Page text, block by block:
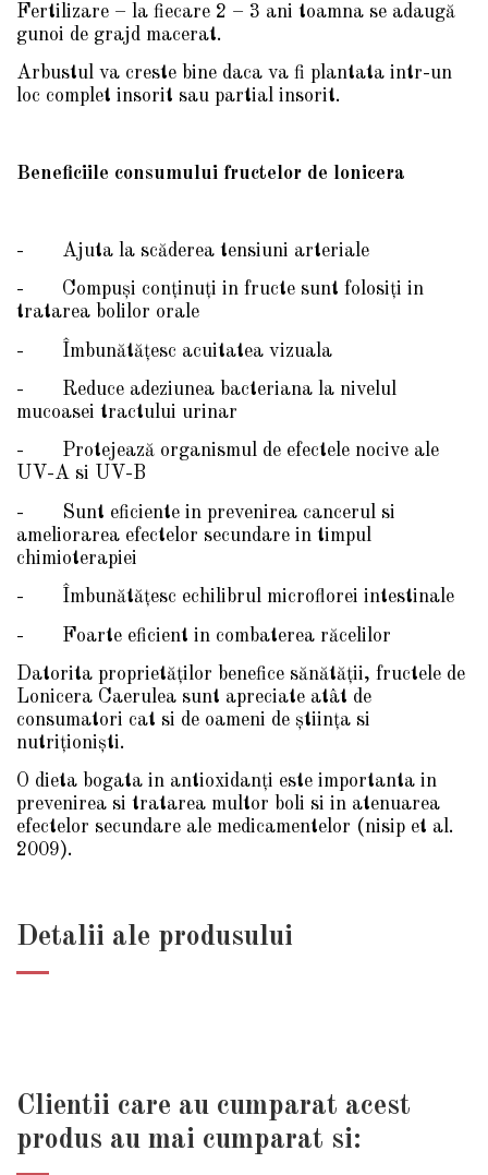
Fertilizare – la fiecare 2 – 3 ani toamna se adaugă
gunoi de grajd macerat.
Arbustul va creste bine daca va fi plantata intr-un
loc complet insorit sau partial insorit.
Beneficiile consumului fructelor de lonicera
- Ajuta la scăderea tensiuni arteriale
- Compuşi conţinuţi in fructe sunt folosiţi in
tratarea bolilor orale
- Îmbunătăţesc acuitatea vizuala
- Reduce adeziunea bacteriana la nivelul
mucoasei tractului urinar
- Protejează organismul de efectele nocive ale
UV-A si UV-B
- Sunt eficiente in prevenirea cancerul si
ameliorarea efectelor secundare in timpul
chimioterapiei
- Îmbunătăţesc echilibrul microflorei intestinale
- Foarte eficient in combaterea răcelilor
Datorita proprietăţilor benefice sănătăţii, fructele de
Lonicera Caerulea sunt apreciate atât de
consumatori cat si de oameni de ştiinţa si
nutriţionişti.
O dieta bogata in antioxidanţi este importanta in
prevenirea si tratarea multor boli si in atenuarea
efectelor secundare ale medicamentelor (nisip et al.
2009).
Detalii ale produsului
Clientii care au cumparat acest
produs au mai cumparat si: